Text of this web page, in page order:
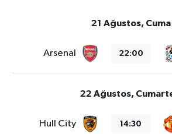
21 Ağustos, Cuma
Arsenal 22:00
22 Ağustos,
Hull City 14:30
Sonsöz Özel
Spor